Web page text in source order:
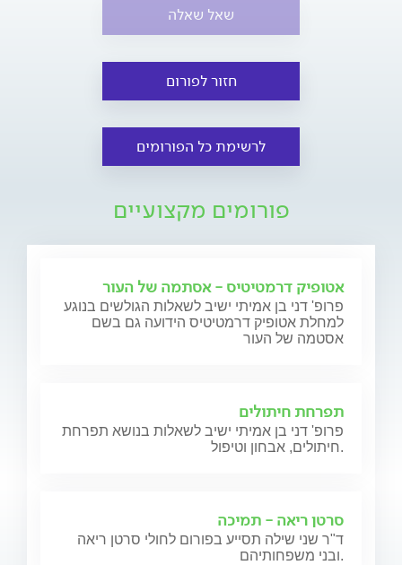
שאל שאלה
חזור לפורום
לרשימת כל הפורומים
פורומים מקצועיים
אטופיק דרמטיטיס - אסתמה של העור
פרופ' דני בן אמיתי ישיב לשאלות הגולשים בנוגע
למחלת אטופיק דרמטיטיס הידועה גם בשם
אסטמה של העור
תפרחת חיתולים
פרופ' דני בן אמיתי ישיב לשאלות בנושא תפרחת
חיתולים, אבחון וטיפול.
סרטן ריאה - תמיכה
ד"ר שני שילה תסייע בפורום לחולי סרטן ריאה
ובני משפחותיהם.